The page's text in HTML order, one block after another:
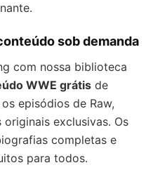
sob demanda
com nossa biblioteca
WWE grátis de
episódios de Raw,
originais exclusivas. Os
completas e
para todos.